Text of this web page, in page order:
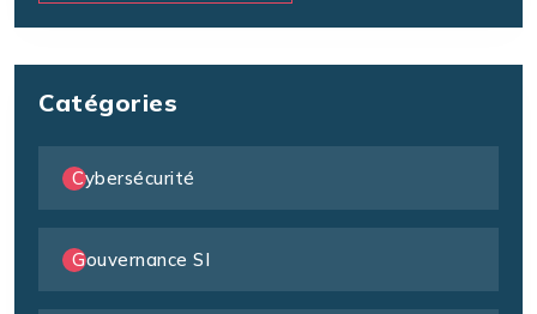
Catégories
Cybersécurité
Gouvernance SI